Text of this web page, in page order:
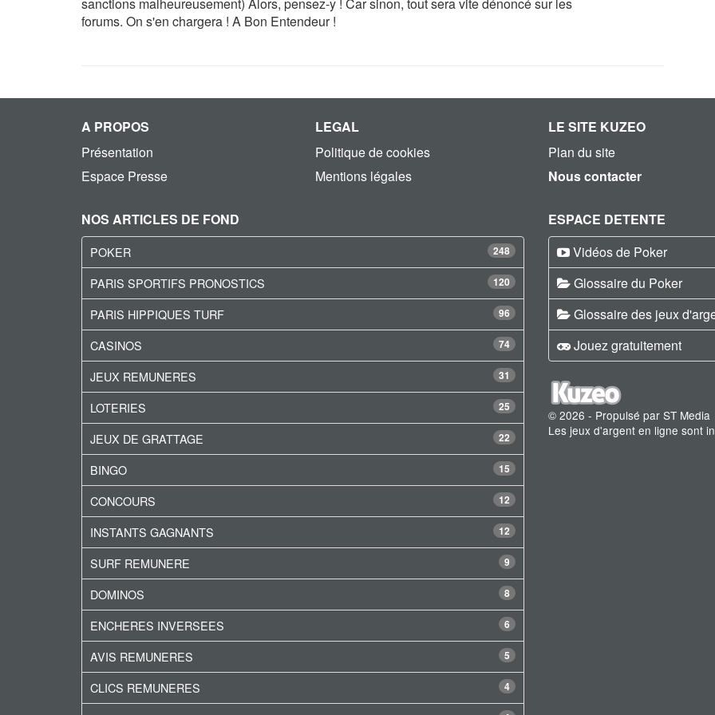
forums. On s'en chargera ! A Bon Entendeur !
A PROPOS
Présentation
Espace Presse
LEGAL
Politique de cookies
Mentions légales
LE SITE KUZEO
Plan du site
Nous contacter
NOS ARTICLES DE FOND
248
POKER
120
PARIS SPORTIFS PRONOSTICS
96
PARIS HIPPIQUES TURF
74
CASINOS
31
JEUX REMUNERES
25
LOTERIES
22
JEUX DE GRATTAGE
15
BINGO
12
CONCOURS
12
INSTANTS GAGNANTS
9
SURF REMUNERE
8
DOMINOS
6
ENCHERES INVERSEES
5
AVIS REMUNERES
4
CLICS REMUNERES
ESPACE DETENTE
Vidéos de Poker
Glossaire du Poker
Glossaire des jeux
Jouez gratuitement
© 2026 - Propulsé par ST Media
Les jeux d'argent en ligne sont